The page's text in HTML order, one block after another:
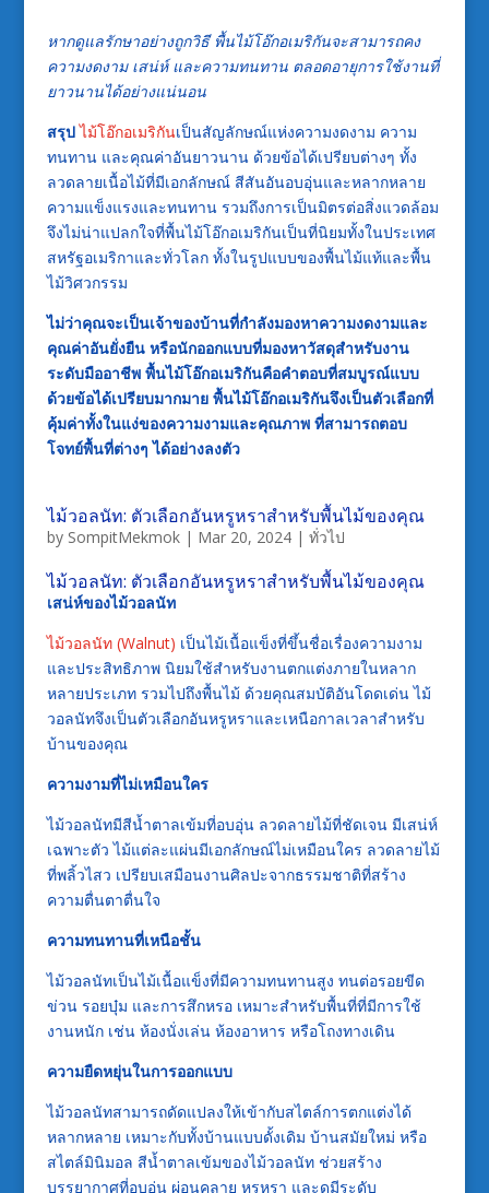
หากดูแลรักษาอย่างถูกวิธี พื้นไม้โอ๊กอเมริกันจะสามารถคง
ความงดงาม เสน่ห์ และความทนทาน ตลอดอายุการใช้งานที่
ยาวนานได้อย่างแน่นอน
สรุป ไม้โอ๊กอเมริกันเป็นสัญลักษณ์แห่งความงดงาม ความ
ทนทาน และคุณค่าอันยาวนาน ด้วยข้อได้เปรียบต่างๆ ทั้ง
ลวดลายเนื้อไม้ที่มีเอกลักษณ์ สีสันอันอบอุ่นและหลากหลาย
ความแข็งแรงและทนทาน รวมถึงการเป็นมิตรต่อสิ่งแวดล้อม
จึงไม่น่าแปลกใจที่พื้นไม้โอ๊กอเมริกันเป็นที่นิยมทั้งในประเทศ
สหรัฐอเมริกาและทั่วโลก ทั้งในรูปแบบของพื้นไม้แท้และพื้น
ไม้วิศวกรรม
ไม่ว่าคุณจะเป็นเจ้าของบ้านที่กำลังมองหาความงดงามและ
คุณค่าอันยั่งยืน หรือนักออกแบบที่มองหาวัสดุสำหรับงาน
ระดับมืออาชีพ พื้นไม้โอ๊กอเมริกันคือคำตอบที่สมบูรณ์แบบ
ด้วยข้อได้เปรียบมากมาย พื้นไม้โอ๊กอเมริกันจึงเป็นตัวเลือกที่
คุ้มค่าทั้งในแง่ของความงามและคุณภาพ ที่สามารถตอบ
โจทย์พื้นที่ต่างๆ ได้อย่างลงตัว
ไม้วอลนัท: ตัวเลือกอันหรูหราสำหรับพื้นไม้ของคุณ
by SompitMekmok| Mar 20, 2024| ทั่วไป
ไม้วอลนัท: ตัวเลือกอันหรูหราสำหรับพื้นไม้ของคุณ
เสน่ห์ของไม้วอลนัท
ไม้วอลนัท (Walnut) เป็นไม้เนื้อแข็งที่ขึ้นชื่อเรื่องความงาม
และประสิทธิภาพ นิยมใช้สำหรับงานตกแต่งภายในหลาก
หลายประเภท รวมไปถึงพื้นไม้ ด้วยคุณสมบัติอันโดดเด่น ไม้
วอลนัทจึงเป็นตัวเลือกอันหรูหราและเหนือกาลเวลาสำหรับ
บ้านของคุณ
ความงามที่ไม่เหมือนใคร
ไม้วอลนัทมีสีน้ำตาลเข้มที่อบอุ่น ลวดลายไม้ที่ชัดเจน มีเสน่ห์
เฉพาะตัว ไม้แต่ละแผ่นมีเอกลักษณ์ไม่เหมือนใคร ลวดลายไม้
ที่พลิ้วไสว เปรียบเสมือนงานศิลปะจากธรรมชาติที่สร้าง
ความตื่นตาตื่นใจ
ความทนทานที่เหนือชั้น
ไม้วอลนัทเป็นไม้เนื้อแข็งที่มีความทนทานสูง ทนต่อรอยขีด
ข่วน รอยบุ๋ม และการสึกหรอ เหมาะสำหรับพื้นที่ที่มีการใช้
งานหนัก เช่น ห้องนั่งเล่น ห้องอาหาร หรือโถงทางเดิน
ความยืดหยุ่นในการออกแบบ
ไม้วอลนัทสามารถดัดแปลงให้เข้ากับสไตล์การตกแต่งได้
หลากหลาย เหมาะกับทั้งบ้านแบบดั้งเดิม บ้านสมัยใหม่ หรือ
สไตล์มินิมอล สีน้ำตาลเข้มของไม้วอลนัท ช่วยสร้าง
บรรยากาศที่อบอุ่น ผ่อนคลาย หรูหรา และดูมีระดับ